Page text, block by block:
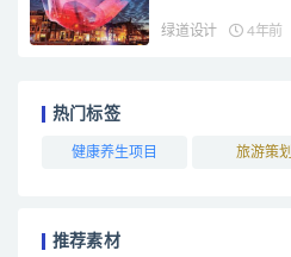
绿道设计 4年前
热门标签
健康养生项目 旅游策划
推荐素材